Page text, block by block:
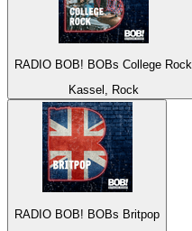
RADIO BOB! BOBs College Rock
Kassel, Rock
RADIO BOB! BOBs Britpop